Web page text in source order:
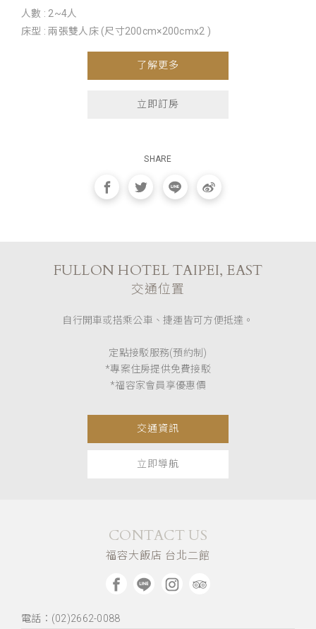
人數 : 2~4人
床型 : 兩張雙人床 (尺寸200cm×200cmx2 )
了解更多
立即訂房
SHARE
FULLON HOTEL TAIPEI, EAST
交通位置
自行開車或搭乘公車、捷運皆可方便抵達。
定點接駁服務(預約制)
*專案住房提供免費接駁
*福容家會員享優惠價
交通資訊
立即導航
CONTACT US
福容大飯店 台北二館
電話：(02)2662-0088